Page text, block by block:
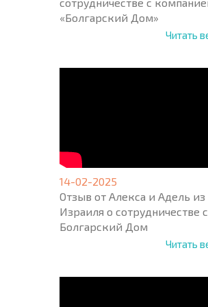
«Болгарский Дом»
Читать
14-02-2025
Отзыв от Алекса и Адель из
Израиля о сотрудничестве с
Болгарский Дом
Читать